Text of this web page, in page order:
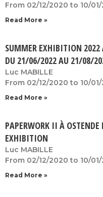
From 02/12/2020 to 10/01/
Read More »
SUMMER EXHIBITION
DU 21/06/2022 AU 21/08/
Luc MABILLE
From 02/12/2020 to 10/01/
Read More »
PAPERWORK II À
EXHIBITION
Luc MABILLE
From 02/12/2020 to 10/01/
Read More »